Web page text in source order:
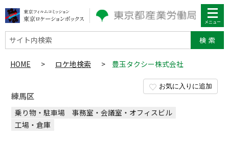
サイト内検索
HOME > ロケ地検索 > 豊玉タクシー株式会社
お気に入りに追加
練馬区
乗り物・駐車場
事務室・会議室・オフィスビル
工場・倉庫